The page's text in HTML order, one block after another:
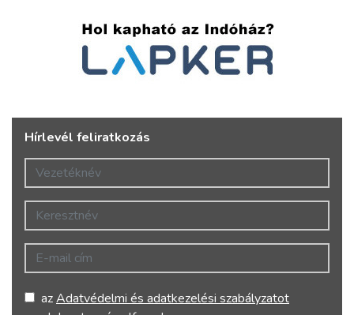
Hírlevél feliratkozás
Vezetéknév
Keresztnév
E-mail cím
azAdatvédelmi és adatkezelési szabályzatot